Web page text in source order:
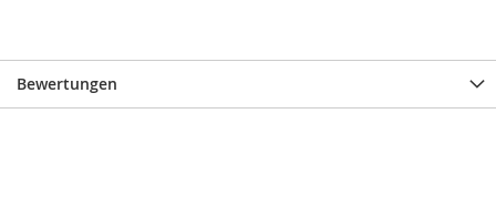
Bewertungen